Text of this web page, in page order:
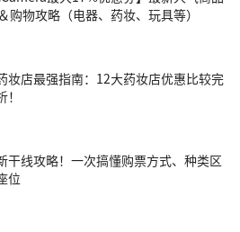
购物攻略（电器、药妆、玩具等）
妆店最强指南：12大药妆店优惠比较完
干线攻略！一次搞懂购票方式、种类区
位